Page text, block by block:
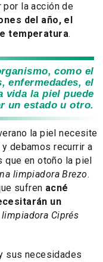
por la acción de
del año, el
temperatura.
como el
enfermedades, el
vida la piel puede
un estado u otro.
la piel necesite
debamos recurrir a
que en otoño la piel
limpiadora Brezo.
sufren acné
un
Ciprés
sus necesidades